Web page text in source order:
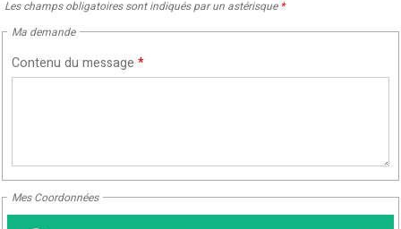
Les champs obligatoires sont indiqués par un astérisque *
Ma demande
Contenu du message *
Mes Coordonnées